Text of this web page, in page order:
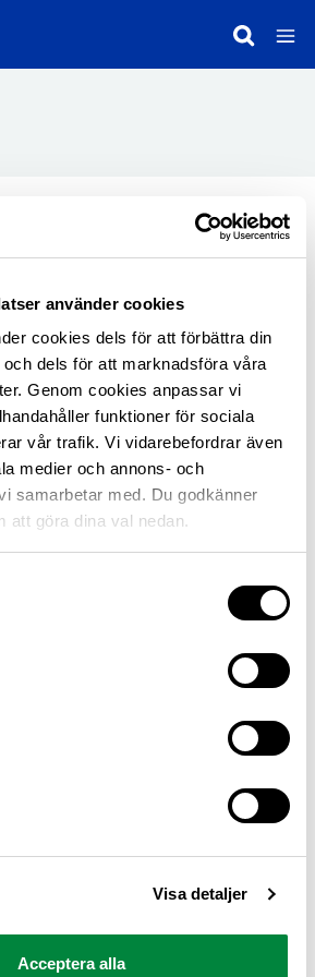
använder cookies
cookies dels för att förbättra din
dels för att marknadsföra våra
Genom cookies anpassar vi
funktioner för sociala
vår trafik. Vi vidarebefordrar även
medier och annons- och
samarbetar med. Du godkänner
att göra dina val nedan.
Visa detaljer
Acceptera alla
behöver du använda mobilt
största konsumentorganisation
trafikanter
Lilja